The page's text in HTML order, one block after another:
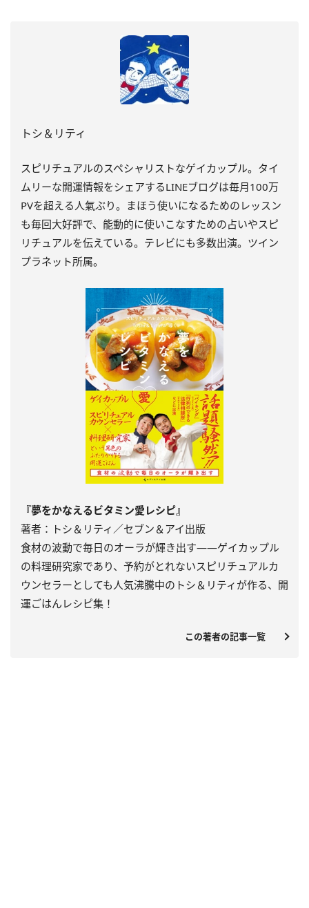
トシ＆リティ
スピリチュアルのスペシャリストなゲイカップル。タイ
ムリーな開運情報をシェアするLINEブログは毎月100万
PVを超える人氣ぶり。まほう使いになるためのレッスン
も毎回大好評で、能動的に使いこなすための占いやスピ
リチュアルを伝えている。テレビにも多数出演。ツイン
プラネット所属。
『夢をかなえるビタミン愛レシピ』
著者：トシ＆リティ／セブン＆アイ出版
食材の波動で毎日のオーラが輝き出す――ゲイカップル
の料理研究家であり、予約がとれないスピリチュアルカ
ウンセラーとしても人気沸騰中のトシ＆リティが作る、開
運ごはんレシピ集！
この著者の記事一覧